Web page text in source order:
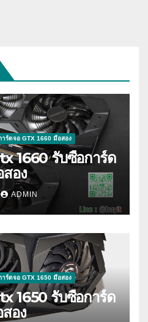
าร์ดจอ GTX 1660 มือสอง
1660 รับซื้อการ์ด
อง
ADMIN
าร์ดจอ GTX 1650 มือสอง
1650 รับซื้อการ์ด
อง